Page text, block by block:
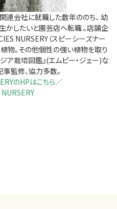
連会社に就職した数年ののち、 幼
かしたいと園芸店へ転職 。店舗企
NURSERY（スピーシーズナー
植物。その他個性の強い植物を取り
ア栽培図鑑』(エムピー・ジェー)な
監修、協力多数。
のHPはこちら／